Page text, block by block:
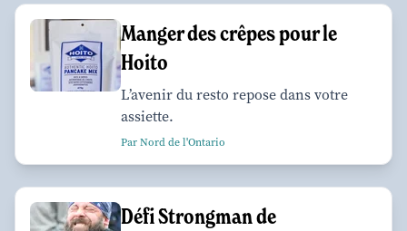
Manger des crêpes pour le
Hoito
L’avenir du resto repose dans votre
assiette.
Par Nord de l'Ontario
Défi Strongman de